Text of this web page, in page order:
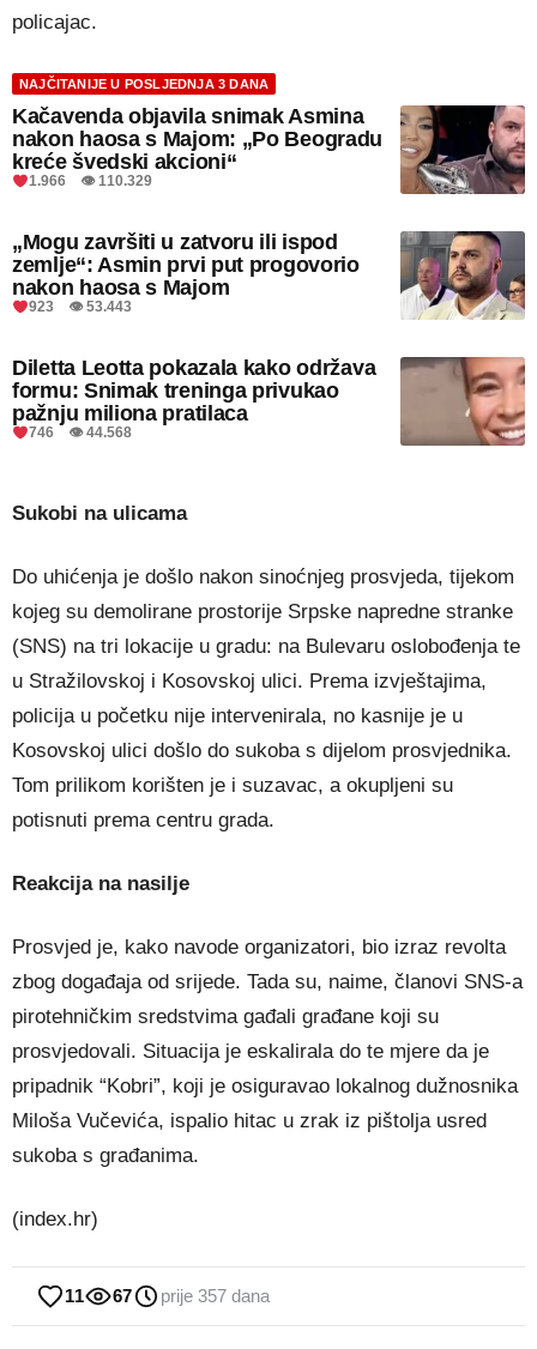
policajac.
NAJČITANIJE U POSLJEDNJA 3 DANA
Kačavenda objavila snimak Asmina
nakon haosa s Majom: „Po Beogradu
kreće švedski akcioni“
1.966 👁 110.329
„Mogu završiti u zatvoru ili ispod
zemlje“: Asmin prvi put progovorio
nakon haosa s Majom
923 👁 53.443
Diletta Leotta pokazala kako održava
formu: Snimak treninga privukao
pažnju miliona pratilaca
746 👁 44.568
Sukobi na ulicama
Do uhićenja je došlo nakon sinoćnjeg prosvjeda, tijekom
kojeg su demolirane prostorije Srpske napredne stranke
(SNS) na tri lokacije u gradu: na Bulevaru oslobođenja te
u Stražilovskoj i Kosovskoj ulici. Prema izvještajima,
policija u početku nije intervenirala, no kasnije je u
Kosovskoj ulici došlo do sukoba s dijelom prosvjednika.
Tom prilikom korišten je i suzavac, a okupljeni su
potisnuti prema centru grada.
Reakcija na nasilje
Prosvjed je, kako navode organizatori, bio izraz revolta
zbog događaja od srijede. Tada su, naime, članovi SNS-a
pirotehničkim sredstvima gađali građane koji su
prosvjedovali. Situacija je eskalirala do te mjere da je
pripadnik “Kobri”, koji je osiguravao lokalnog dužnosnika
Miloša Vučevića, ispalio hitac u zrak iz pištolja usred
sukoba s građanima.
(index.hr)
11 67 prije 357 dana